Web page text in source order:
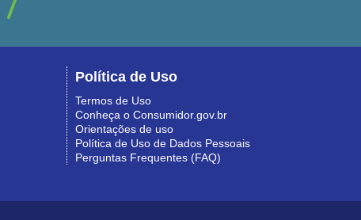
Política de Uso
Termos de Uso
Conheça o Consumidor.gov.br
Orientações de uso
Política de Uso de Dados Pessoais
Perguntas Frequentes (FAQ)